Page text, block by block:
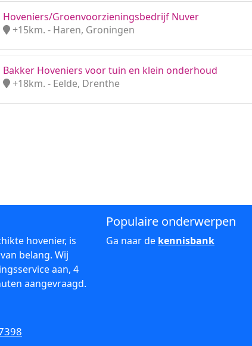
Hoveniers/Groenvoorzieningsbedrijf Nuver
+15km. - Haren, Groningen
Bakker Hoveniers voor tuin en klein onderhoud
+18km. - Eelde, Drenthe
hovenier, is
belang. Wij
aan, 4
aangevraagd.
Populaire onderwerpen
Ga naar de kennisbank